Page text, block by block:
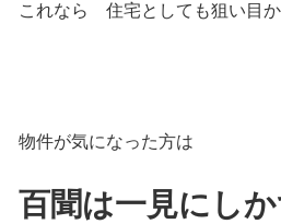
これなら 住宅としても狙い目か
物件が気になった方は
百聞は一見にしか